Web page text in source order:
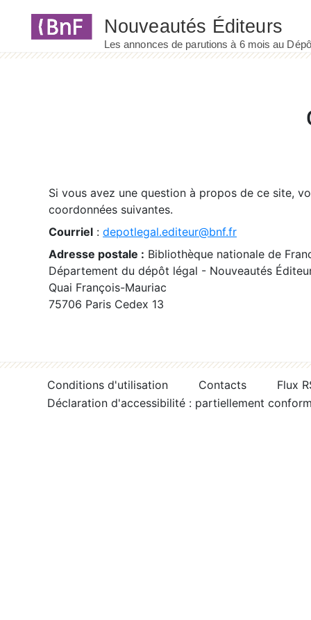
Si vous avez une question à propos de ce site,
coordonnées suivantes.
Courriel : depotlegal.editeur@bnf.fr
Adresse postale : Bibliothèque nationale de
Département du dépôt légal - Nouveautés
Quai François-Mauriac
75706 Paris Cedex 13
Conditions d'utilisation Contacts
Flux
Déclaration d'accessibilité : partiellement